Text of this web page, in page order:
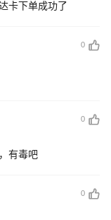
卡下单成功了
0
0
有毒吧
0